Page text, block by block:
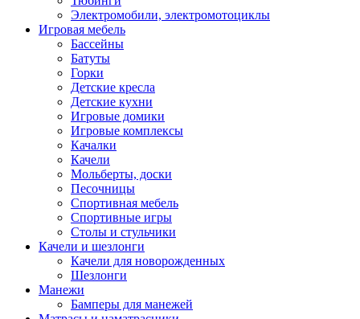
Электромобили, электромотоциклы
Игровая мебель
Бассейны
Батуты
Горки
Детские кресла
Детские кухни
Игровые домики
Игровые комплексы
Качалки
Качели
Мольберты, доски
Песочницы
Спортивная мебель
Спортивные игры
Столы и стульчики
Качели и шезлонги
Качели для новорожденных
Шезлонги
Манежи
Бамперы для манежей